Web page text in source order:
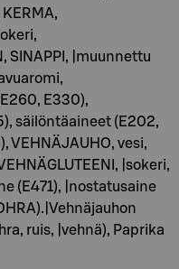
SINAPPI, |muunnettu
E330),
säilöntäaineet (E202,
VEHNÄJAUHO, vesi,
|sokeri,
(E471), |nostatusaine
ruis, |vehnä), Paprika